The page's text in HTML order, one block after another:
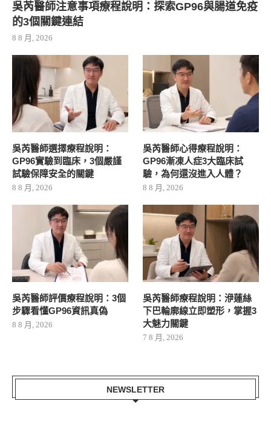
吳芮醫師注意事項療程說明：探索GP96與腸道免疫
的3個關鍵連結
8 8 月, 2026
吳芮醫師選擇療程說明：
GP96實驗到臨床，3個嚴謹
試驗保障安全的關鍵
8 8 月, 2026
吳芮醫師心得療程說明：
GP96漸凍人症3大臨床試
驗，為何還沒進入人體？
8 8 月, 2026
吳芮醫師評價療程說明：3個
步驟看懂GP96資訊真偽
8 8 月, 2026
吳芮醫師療程說明：洢蓮絲
下巴輪廓線立即塑形，掌握3
大魅力關鍵
7 8 月, 2026
NEWSLETTER